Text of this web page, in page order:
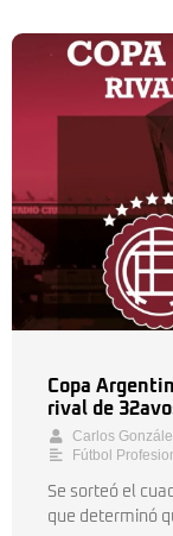
Copa
rival de
Carlos
Fútbol
Se sorteó el
que determinó